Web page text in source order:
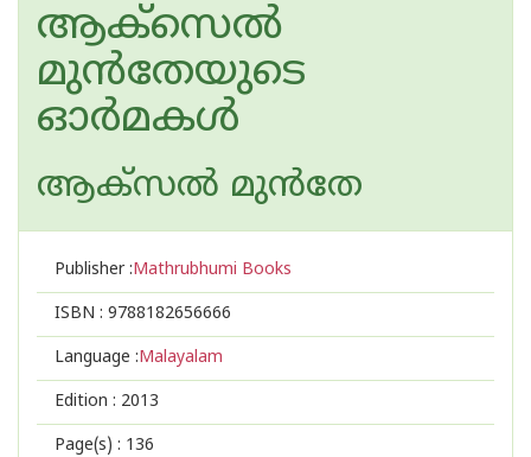
ആക്‌സെല്‍
മുന്‍തേയുടെ
ഓര്‍മകള്‍
ആക്‌സല്‍ മുന്‍തേ
Publisher :Mathrubhumi Books
ISBN : 9788182656666
Language :Malayalam
Edition : 2013
Page(s) : 136